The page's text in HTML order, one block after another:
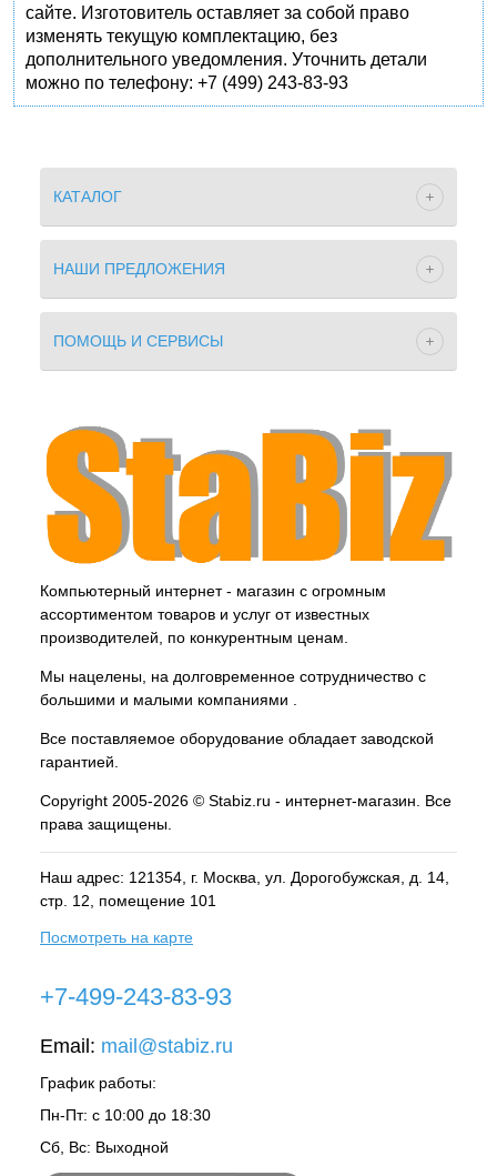
сайте. Изготовитель оставляет за собой право
изменять текущую комплектацию, без
дополнительного уведомления. Уточнить детали
можно по телефону: +7 (499) 243-83-93
КАТАЛОГ
НАШИ ПРЕДЛОЖЕНИЯ
ПОМОЩЬ И СЕРВИСЫ
Компьютерный интернет - магазин с огромным
ассортиментом товаров и услуг от известных
производителей, по конкурентным ценам.
Мы нацелены, на долговременное сотрудничество с
большими и малыми компаниями .
Все поставляемое оборудование обладает заводской
гарантией.
Copyright 2005-2026 © Stabiz.ru - интернет-магазин. Все
права защищены.
Наш адрес: 121354, г. Москва , ул. Дорогобужская, д. 14,
стр. 12, помещение 101
Посмотреть на карте
+7-499-243-83-93
Email: mail@stabiz.ru
График работы:
Пн-Пт: с 10:00 до 18:30
Сб, Вс: Выходной